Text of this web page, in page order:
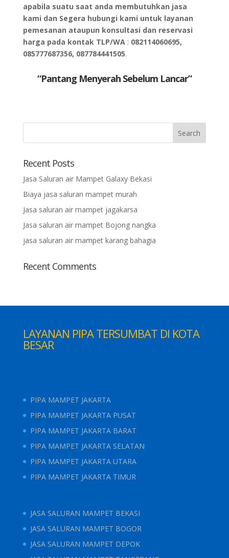
apabila suatu saat anda membutuhkan jasa
kami dan Segera hubungi kami untuk layanan
pemesanan ataupun konsultasi dan reservasi
harga pada kontak TLP/WA : 082114060695,
085777687356, 087784441505.
“Pantang Menyerah Sebelum Lancar”
Recent Posts
Jasa Saluran air Mampet Galaxy Bekasi
Biaya jasa saluran mampet murah
Jasa saluran air mampet jagakarsa
Jasa saluran air mampet Bojong nangka
jasa saluran air mampet karang bahagia
Recent Comments
LAYANAN PIPA TERSUMBAT DI KOTA
BESAR
PIPA MAMPET JAKARTA
PIPA MAMPET JAKARTA PUSAT
PIPA MAMPET JAKARTA BARAT
PIPA MAMPET JAKARTA SELATAN
PIPA MAMPET JAKARTA UTARA
PIPA MAMPET JAKARTA TIMUR
JASA SALURAN MAMPET BEKASI
JASA SALURAN MAMPET BOGOR
JASA SALURAN MAMPET DEPOK